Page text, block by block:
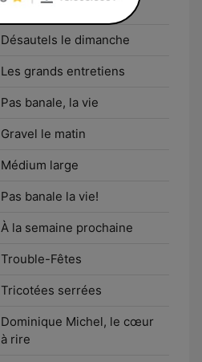
Parasol et gobelets
Désautels le dimanche
Les grands entretiens
Pas banale, la vie
Gravel le matin
Médium large
Pas banale la vie!
À la semaine prochaine
Trouble-Fêtes
Tricotées serrées
Dominique Michel, le cœur
à rire